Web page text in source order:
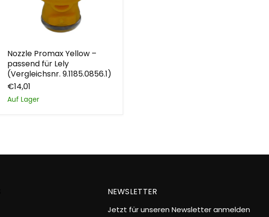
Promax
Yellow
–
passend
für
Lely
Nozzle Promax Yellow –
passend für Lely
(Vergleichsnr. 9.1185.0856.1)
€14,01
Auf Lager
NEWSLETTER
Jetzt für unseren Newsletter anmelden